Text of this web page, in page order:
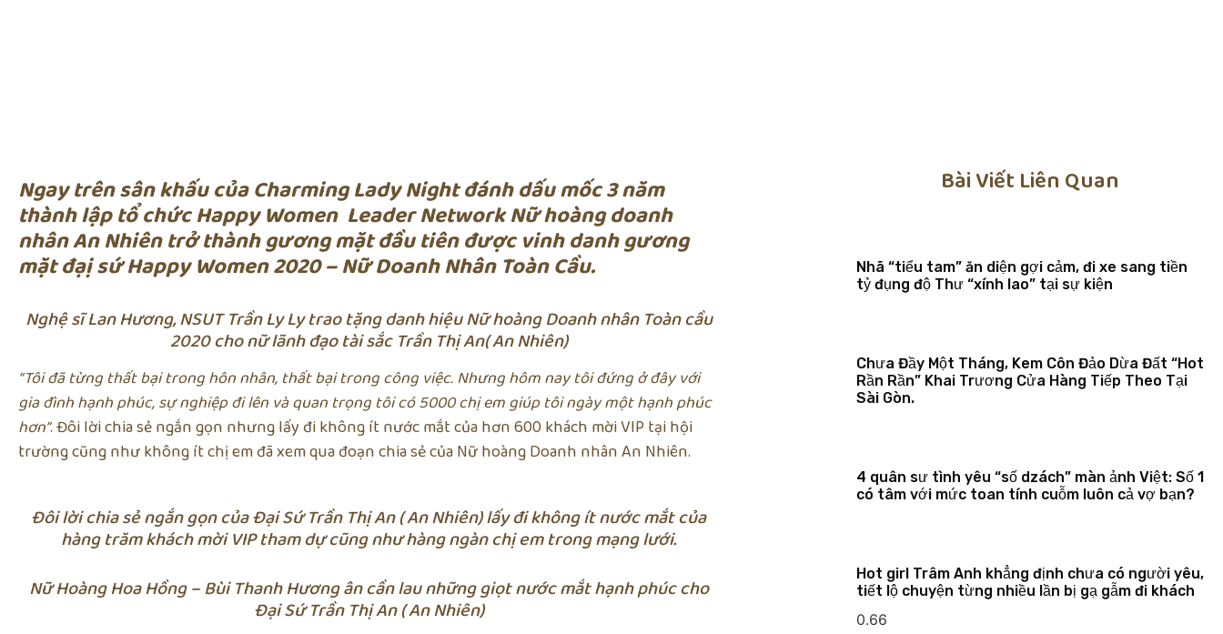
Ngay trên sân khấu của Charming Lady Night đánh dấu mốc 3 năm
thành lập tổ chức Happy Women Leader Network Nữ hoàng doanh
nhân An Nhiên trở thành gương mặt đầu tiên được vinh danh gương
mặt đạị sứ Happy Women 2020 – Nữ Doanh Nhân Toàn Cầu.
Nghệ sĩ Lan Hương, NSUT Trần Ly Ly trao tặng danh hiệu Nữ hoàng Doanh nhân Toàn cầu
2020 cho nữ lãnh đạo tài sắc Trần Thị An( An Nhiên)
“Tôi đã từng thất bại trong hôn nhân, thất bại trong công việc. Nhưng hôm nay tôi đứng ở đây với
gia đình hạnh phúc, sự nghiệp đi lên và quan trọng tôi có 5000 chị em giúp tôi ngày một hạnh phúc
hơn”. Đôi lời chia sẻ ngắn gọn nhưng lấy đi không ít nước mắt của hơn 600 khách mời VIP tại hội
trường cũng như không ít chị em đã xem qua đoạn chia sẻ của Nữ hoàng Doanh nhân An Nhiên.
Đôi lời chia sẻ ngắn gọn của Đại Sứ Trần Thị An ( An Nhiên) lấy đi không ít nước mắt của
hàng trăm khách mời VIP tham dự cũng như hàng ngàn chị em trong mạng lưới.
Nữ Hoàng Hoa Hồng – Bùi Thanh Hương ân cần lau những giọt nước mắt hạnh phúc cho
Đại Sứ Trần Thị An ( An Nhiên)
Bài Viết Liên Quan
Nhã “tiểu tam” ăn diện gợi cảm, đi xe sang tiền
tỷ đụng độ Thư “xính lao” tại sự kiện
Chưa Đầy Một Tháng, Kem Côn Đảo Dừa Đất “Hot
Rần Rần” Khai Trương Cửa Hàng Tiếp Theo Tại
Sài Gòn.
4 quân sư tình yêu “số dzách” màn ảnh Việt: Số 1
có tâm với mức toan tính cuỗm luôn cả vợ bạn?
Hot girl Trâm Anh khẳng định chưa có người yêu,
tiết lộ chuyện từng nhiều lần bị gạ gẫm đi khách